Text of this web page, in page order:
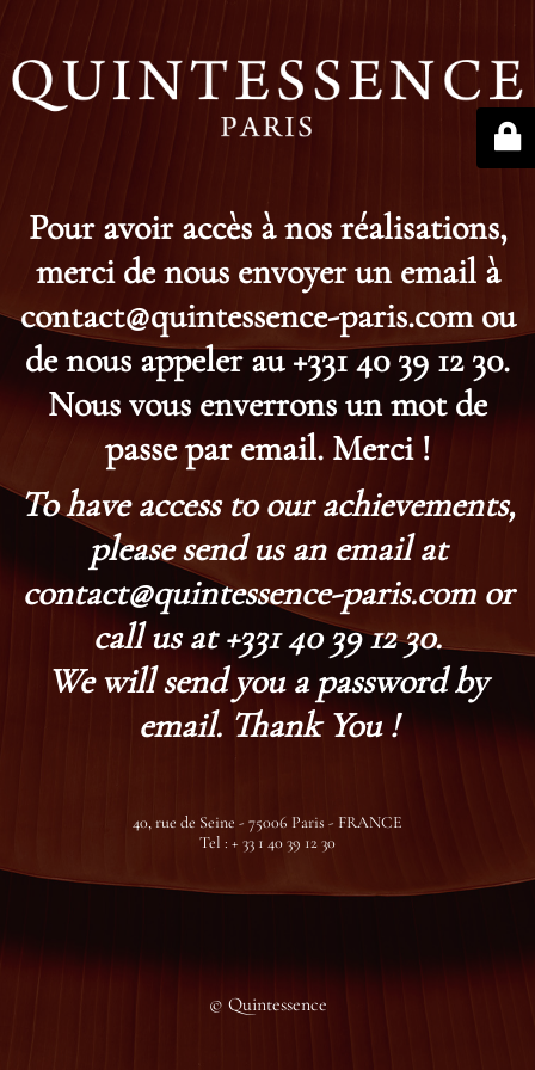
Pour avoir accès à nos réalisations,
merci de nous envoyer un email à
contact@quintessence-paris.com ou
de nous appeler au +331 40 39 12 30.
Nous vous enverrons un mot de
passe par email. Merci !
To have access to our achievements,
please send us an email at
contact@quintessence-paris.com or
call us at +331 40 39 12 30.
We will send you a password by
email. Thank You !
40, rue de Seine - 75006 Paris - FRANCE
Tel : + 33 1 40 39 12 30
© Quintessence